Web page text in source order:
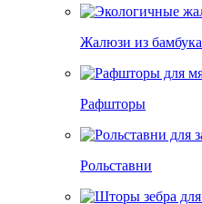
Жалюзи из бамбука
Рафшторы
Рольставни